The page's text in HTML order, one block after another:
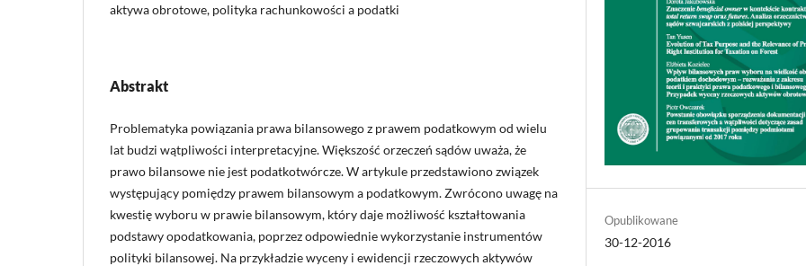
aktywa obrotowe, polityka rachunkowości a podatki
Abstrakt
Problematyka powiązania prawa bilansowego z prawem podatkowym od wielu
lat budzi wątpliwości interpretacyjne. Większość orzeczeń sądów uważa, że
prawo bilansowe nie jest podatkotwórcze. W artykule przedstawiono związek
występujący pomiędzy prawem bilansowym a podatkowym. Zwrócono uwagę na
kwestię wyboru w prawie bilansowym, który daje możliwość kształtowania
podstawy opodatkowania, poprzez odpowiednie wykorzystanie instrumentów
polityki bilansowej. Na przykładzie wyceny i ewidencji rzeczowych aktywów
Opublikowane
30-12-2016